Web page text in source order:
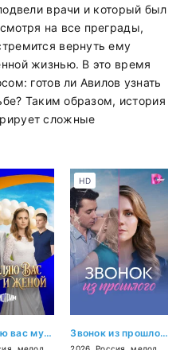
врачи и который был
на все преграды,
вернуть ему
жизнью. В это время
готов ли Авилов узнать
Таким образом, история
сложные
Объявляю вас мужем и женой Звонок из прошлого
HD